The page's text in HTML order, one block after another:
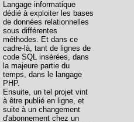
Langage informatique
dédié à exploiter les bases
de données relationnelles
sous différentes
méthodes. Et dans ce
cadre-là, tant de lignes de
code SQL insérées, dans
la majeure partie du
temps, dans le langage
PHP.
Ensuite, un tel projet vint
à être publié en ligne, et
suite à un changement
d'abonnement chez un